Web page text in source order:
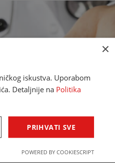
LIJEKOVA
lijekova u svega par klikova!
×
iskustva. Uporabom
Detaljnije na Politika
PRIHVATI SVE
POWERED BY COOKIESCRIPT